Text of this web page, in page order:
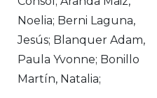
Noelia; Berni Laguna,
Jesús; Blanquer Adam,
Paula Yvonne; Bonillo
Martín, Natalia;